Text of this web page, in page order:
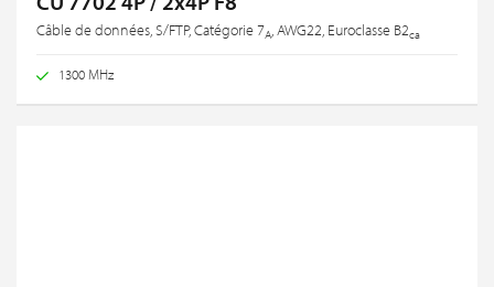
Câble de données, S/FTP, Catégorie 7A, AWG22, Euroclasse B2ca
1300 MHz